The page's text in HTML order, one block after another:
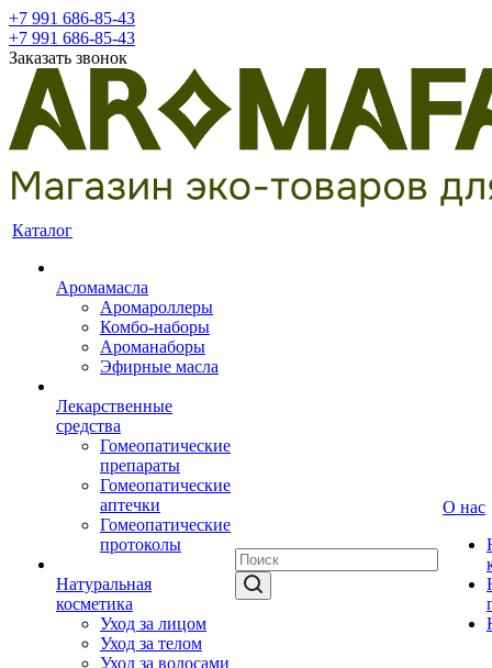
+7 991 686-85-43
+7 991 686-85-43
Заказать звонок
Каталог
Аромамасла
Аромароллеры
Комбо-наборы
Ароманаборы
Эфирные масла
Лекарственные
средства
Гомеопатические
препараты
Гомеопатические
аптечки
Гомеопатические
протоколы
Натуральная
косметика
Уход за лицом
Уход за телом
Уход за волосами
О нас